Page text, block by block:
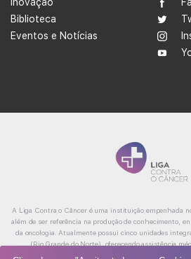
Biblioteca
Eventos e Notícias
A Liga Contra o Câncer é uma instituição empenhada
além de ser referência na produção de conhecimento,
da oncologia. Atualmente possui cinco unidades
(Rio Grande do Norte), oferecendo assistência
especializado, reabilitação e